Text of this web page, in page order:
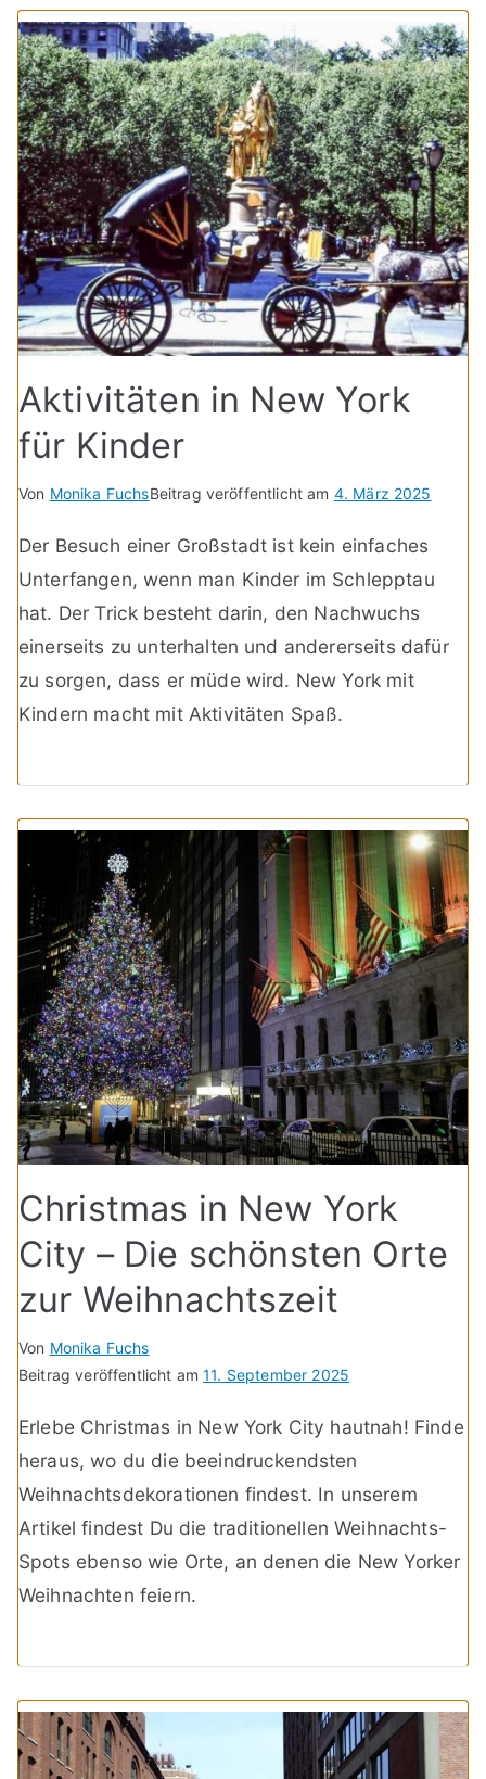
Aktivitäten in New York
für Kinder
Von Monika FuchsBeitrag veröffentlicht am 4. März 2025
Der Besuch einer Großstadt ist kein einfaches
Unterfangen, wenn man Kinder im Schlepptau
hat. Der Trick besteht darin, den Nachwuchs
einerseits zu unterhalten und andererseits dafür
zu sorgen, dass er müde wird. New York mit
Kindern macht mit Aktivitäten Spaß.
Christmas in New York
City – Die schönsten Orte
zur Weihnachtszeit
Von Monika Fuchs
Beitrag veröffentlicht am11. September 2025
Erlebe Christmas in New York City hautnah! Finde
heraus, wo du die beeindruckendsten
Weihnachtsdekorationen findest. In unserem
Artikel findest Du die traditionellen Weihnachts-
Spots ebenso wie Orte, an denen die New Yorker
Weihnachten feiern.